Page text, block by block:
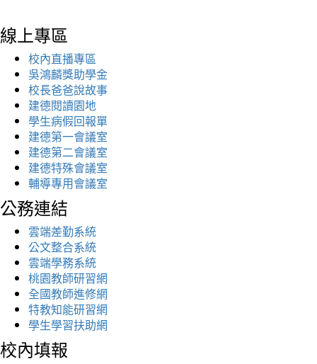
線上專區
校內直播專區
吳鴻麟獎助學金
校長爸爸說故事
建德閱讀園地
學生病假回報單
建德第一會議室
建德第二會議室
建德特殊會議室
輔導專用會議室
公務連結
雲端差勤系統
公文整合系統
雲端學務系統
桃園教師研習網
全國教師進修網
特教知能研習網
學生學習扶助網
校內填報